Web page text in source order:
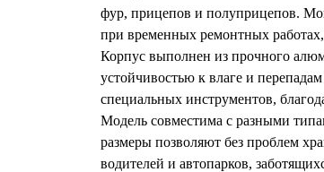
фур, прицепов и полуприцепов.
при временных ремонтных работах,
Корпус выполнен из прочного
устойчивостью к влаге и
специальных инструментов,
Модель совместима с разными
размеры позволяют без проблем
водителей и автопарков,